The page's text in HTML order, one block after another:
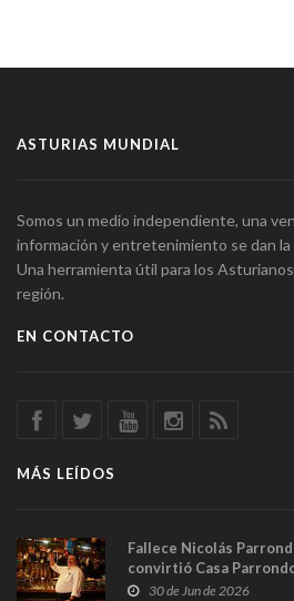
ASTURIAS MUNDIAL
Somos un medio independiente, una
información y entretenimiento se dan la
Una herramienta útil para los
región.
EN CONTACTO
MÁS LEÍDOS
Fallece Nicolás
convirtió Casa
en Madrid
30 de Jun de 2026